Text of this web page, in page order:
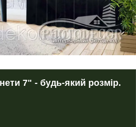
7" - будь-який розмір.